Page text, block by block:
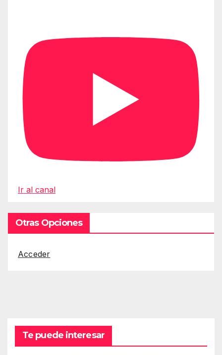
Ir al canal
Otras Opciones
Acceder
Te puede interesar